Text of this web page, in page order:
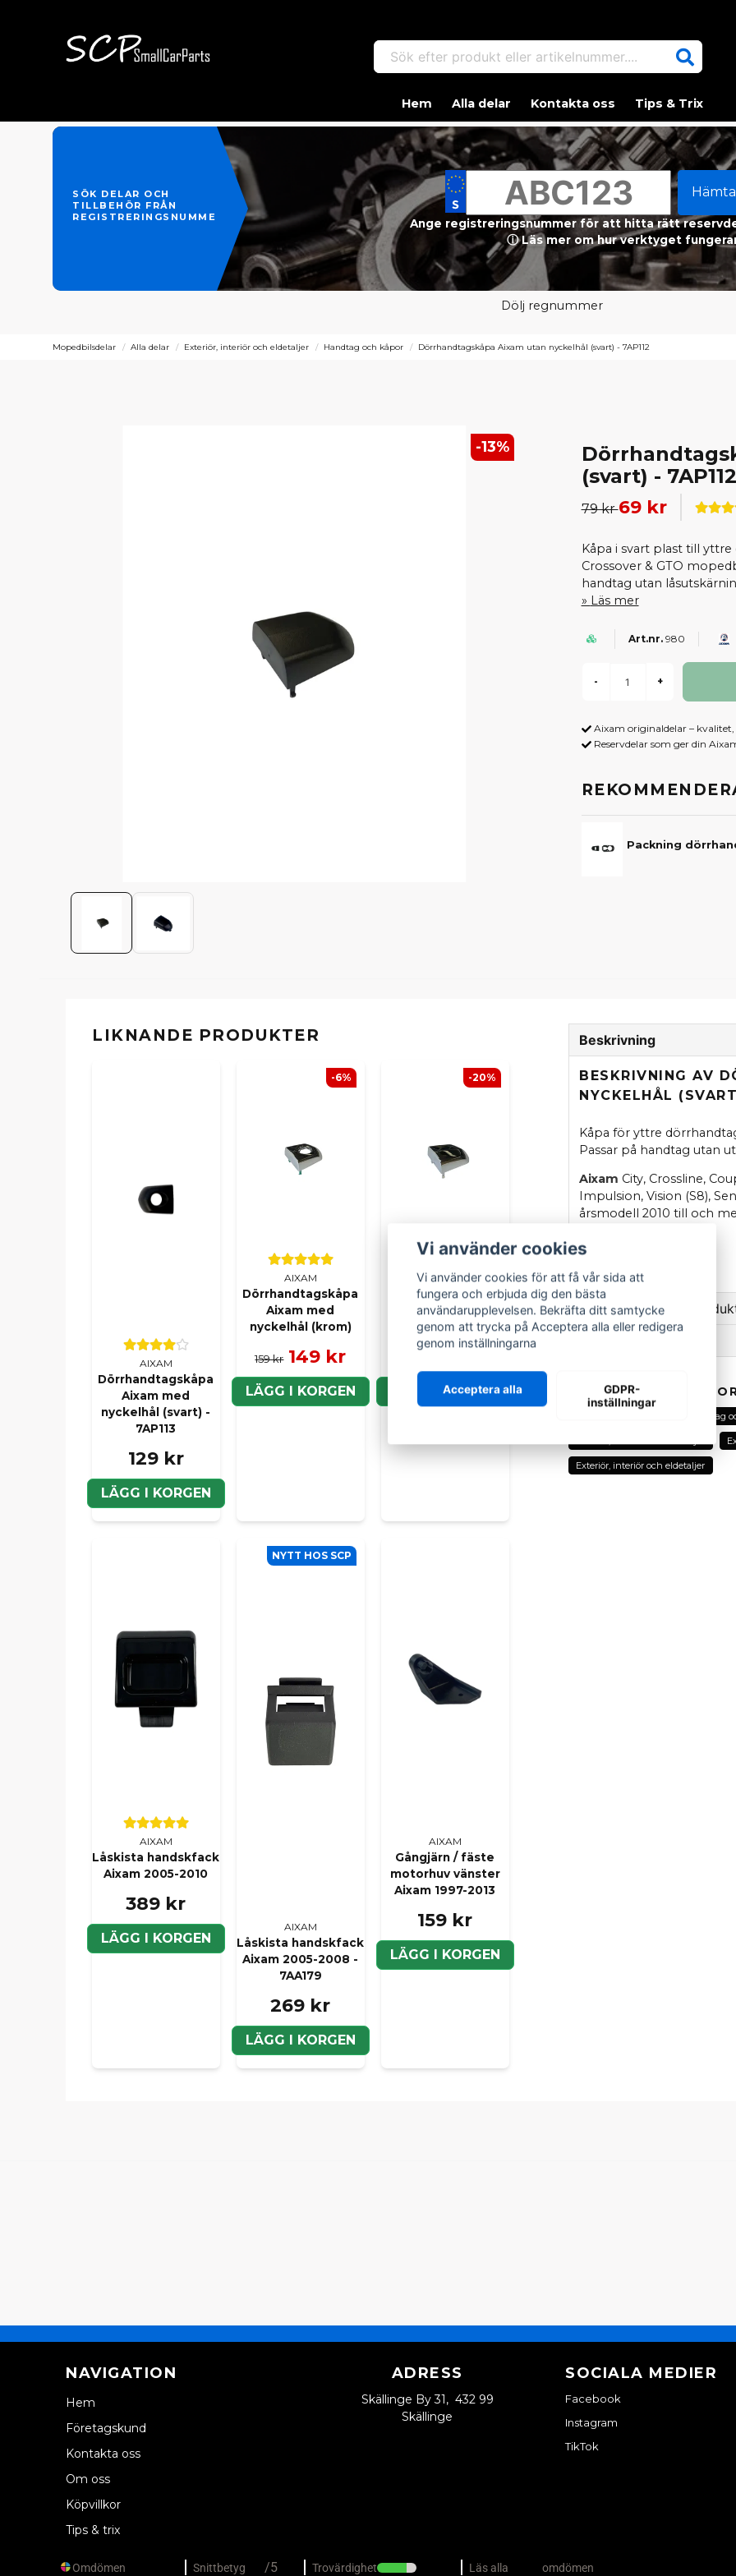
Sök efter produkt eller artikelnummer....
Hem Alla delar Kontakta oss Tips & Trix
SÖK DELAR OCH
TILLBEHÖR FRÅN
REGISTRERINGSNUMMER
Ange registreringsnummer för att hitta rätt
ⓘ Läs mer om hur verktyget
Dölj regnummer
Mopedbilsdelar Alla delar Exteriör, interiör och eldetaljer Handtag och kåpor Dörrhandtagskåpa Aixam utan nyckelhål (svart) - 7AP112
-13%
(svart) - 7AP112
79 kr69 kr
Kåpa i svart plast till yttre
Crossover & GTO
handtag utan
Läs mer
980
- +
Aixam originaldelar –
Reservdelar som ger din
LIKNANDE PRODUKTER
AIXAM
Dörrhandtagskåpa
Aixam med
nyckelhål (svart) -
7AP113
129 kr
LÄGG I KORGEN
AIXAM
Dörrhandtagskåpa
Aixam med
nyckelhål (krom)
159 kr 149 kr
LÄGG I KORGEN
-6%
AIXAM
Dörrhandtagskåpa
Aixam utan
nyckelhål (krom)
LÄGG I KORGEN
-20%
AIXAM
Låskista handskfack
Aixam 2005-2010
389 kr
LÄGG I KORGEN
AIXAM
Låskista handskfack
Aixam 2005-2008 -
7AA179
269 kr
LÄGG I KORGEN
NYTT HOS SCP
AIXAM
Gångjärn / fäste
motorhuv vänster
Aixam 1997-2013
159 kr
LÄGG I KORGEN
Beskrivning
BESKRIVNING AV
NYCKELHÅL
Kåpa för yttre
Passar på handtag utan
Aixam City, Crossline,
Impulsion, Vision (S8),
årsmodell 2010 till och
OEM
Pris per styck.
Ställ en fråga om
Bengt
för 1 vecka sedan
för 2 månader sedan
RELATERADE
Handtag
Exteriör, interiör och eldetaljer
NAVIGATION
Hem
Företagskund
Kontakta oss
Om oss
Köpvillkor
Tips & trix
ADRESS
Skällinge By 31, 432 99
Skällinge
SOCIALA MEDIER
Facebook
Instagram
TikTok
Vi använder cookies
Vi använder cookies för att få vår sida att
fungera och erbjuda dig den bästa
användarupplevelsen. Bekräfta ditt samtycke
genom att trycka på Acceptera alla eller redigera
genom inställningarna
Acceptera alla
GDPR-
inställningar